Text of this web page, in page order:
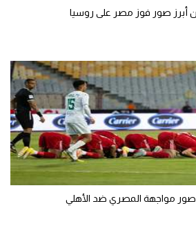
أبرز صور فوز مصر على روسيا
صور مواجهة المصري ضد الأهلي